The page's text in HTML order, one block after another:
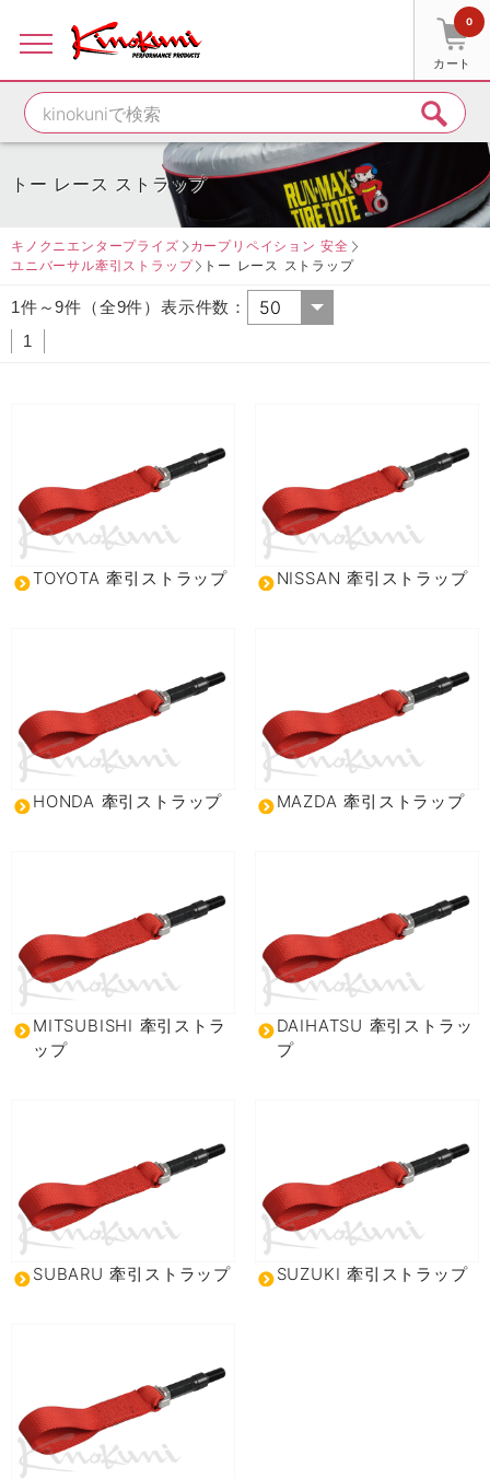
カート
0
トー レース ストラップ
キノクニエンタープライズ
カープリペイション 安全
ユニバーサル牽引ストラップ
トー レース ストラップ
1件～9件（全9件）表示件数：
1
TOYOTA 牽引ストラップ NISSAN 牽引ストラップ
HONDA 牽引ストラップ MAZDA 牽引ストラップ
MITSUBISHI 牽引ストラ
ップ
DAIHATSU 牽引ストラッ
プ
SUBARU 牽引ストラップ SUZUKI 牽引ストラップ